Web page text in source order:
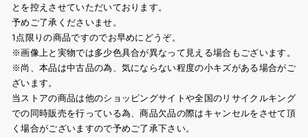
とを控えさせていただいております。
予めご了承くださいませ。
1点限りの商品ですのでお早めにどうぞ。
※画像上と実物では多少色具合が異なって見える場合もございます。
※尚、本品は中古品の為、気にならない程度の小キズがある場合がご
ざいます。
当ストアの商品は他のショッピングサイトや全国のリサイクルキング
での同時販売を行っている為、商品欠品の際はキャンセルをさせて頂
く場合がございますので予めご了承下さい。